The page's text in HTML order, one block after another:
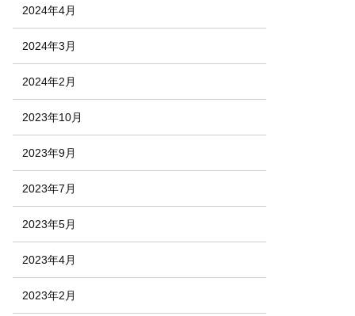
2024年4月
2024年3月
2024年2月
2023年10月
2023年9月
2023年7月
2023年5月
2023年4月
2023年2月